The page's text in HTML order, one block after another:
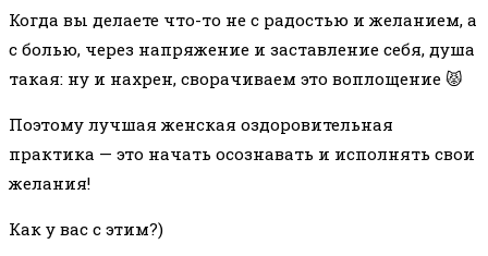
Когда вы делаете что-то не с радостью и желанием, а
с болью, через напряжение и заставление себя, душа
такая: ну и нахрен, сворачиваем это воплощение 😾
Поэтому лучшая женская оздоровительная
практика — это начать осознавать и исполнять свои
желания!
Как у вас с этим?)